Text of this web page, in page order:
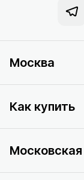
Москва
Как купить